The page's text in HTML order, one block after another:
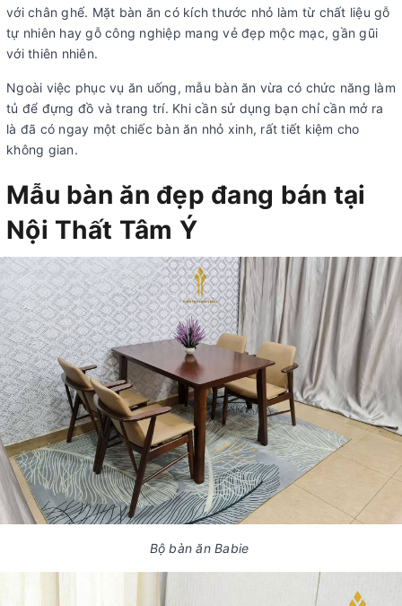
với chân ghế. Mặt bàn ăn có kích thước nhỏ làm từ chất liệu gỗ
tự nhiên hay gỗ công nghiệp mang vẻ đẹp mộc mạc, gần gũi
với thiên nhiên.
Ngoài việc phục vụ ăn uống, mẫu bàn ăn vừa có chức năng làm
tủ để đựng đồ và trang trí. Khi cần sử dụng bạn chỉ cần mở ra
là đã có ngay một chiếc bàn ăn nhỏ xinh, rất tiết kiệm cho
không gian.
Mẫu bàn ăn đẹp đang bán tại
Nội Thất Tâm Ý
Bộ bàn ăn Babie